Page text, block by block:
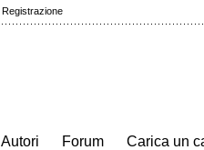
Registrazione
Autori
Forum
Carica un